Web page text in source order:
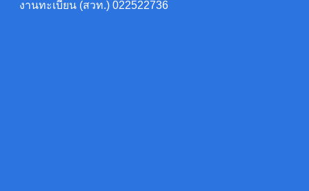
งานทะเบียน (สวท.) 022522736